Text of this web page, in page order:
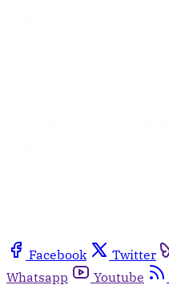
Facebook Twitter
Whatsapp
Youtube